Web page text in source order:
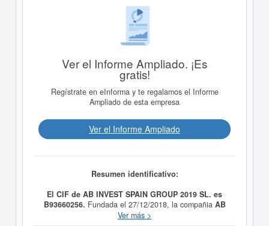
Ver el Informe Ampliado. ¡Es
gratis!
Regístrate en eInforma y te regalamos el Informe
Ampliado de esta empresa
Ver el Informe Ampliado
Resumen identificativo:
El CIF de AB INVEST SPAIN GROUP 2019 SL. es
B93660256. Fundada el 27/12/2018, la compañia AB
INVEST SPAIN GROUP 2019 SL.
Ver más >